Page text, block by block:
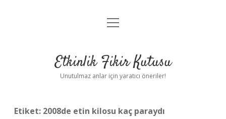
Anasayfa
Yasal Uyarı
menüyü
Etkinlik Fikir Kutusu
Unutulmaz anlar için yaratıcı öneriler!
Etiket: 2008de etin kilosu kaç paraydı